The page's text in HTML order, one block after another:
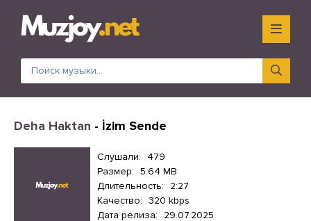
Deha Haktan - İzim Sende
Слушали:
479
Размер: 5.64 MB
Длительность:
2:27
Качество: 320 kbps
Дата релиза:
29.07.2025